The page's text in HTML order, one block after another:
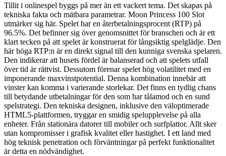
Tillit i onlinespel byggs på mer än ett vackert tema. Det skapas på
tekniska fakta och mätbara parametrar. Moon Princess 100 Slot
utmärker sig här. Spelet har en återbetalningsprocent (RTP) på
96.5%. Det befinner sig över genomsnittet för branschen och är ett
klart tecken på att spelet är konstruerat för långsiktig spelglädje. Den
här höga RTP:n är en direkt signal till den kunniga svenska spelaren.
Den indikerar att husets fördel är balanserad och att spelets utfall
över tid är rättvist. Dessutom förenar spelet hög volatilitet med en
imponerande maxvinstpotential. Denna kombination innebär att
vinster kan komma i varierande storlekar. Det finns en tydlig chans
till betydande utbetalningar för den som har tålamod och en sund
spelstrategi. Den tekniska designen, inklusive den väloptimerade
HTML5-plattformen, tryggar en smidig spelupplevelse på alla
enheter. Från stationära datorer till mobiler och surfplattor. Allt sker
utan kompromisser i grafisk kvalitet eller hastighet. I ett land med
hög teknisk penetration och förväntningar på perfekt funktionalitet
är detta en nödvändighet.